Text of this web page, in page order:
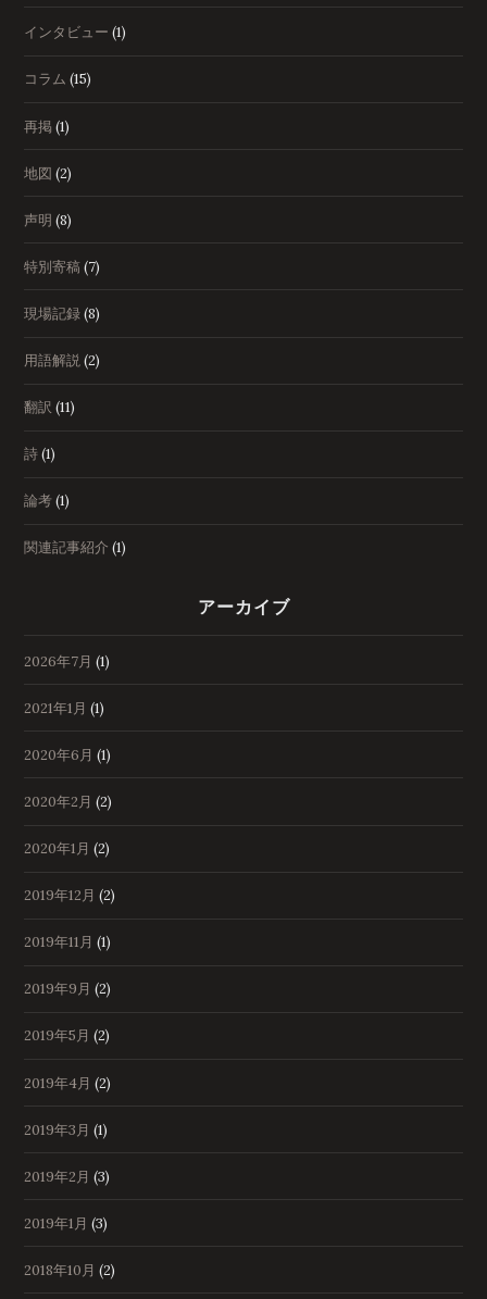
インタビュー (1)
コラム (15)
再掲 (1)
地図 (2)
声明 (8)
特別寄稿(7)
現場記録(8)
用語解説(2)
翻訳 (11)
詩(1)
論考(1)
関連記事紹介 (1)
アーカイブ
2026年7月 (1)
2021年1月 (1)
2020年6月 (1)
2020年2月 (2)
2020年1月 (2)
2019年12月 (2)
2019年11月 (1)
2019年9月 (2)
2019年5月 (2)
2019年4月 (2)
2019年3月 (1)
2019年2月 (3)
2019年1月 (3)
2018年10月 (2)